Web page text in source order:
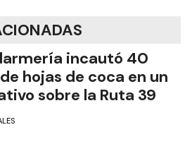
incautó 40
hojas de coca en un
sobre la Ruta 39